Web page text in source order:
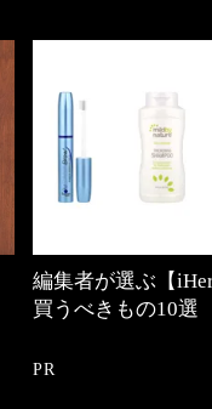
編集者が選ぶ【
買うべきもの10選
PR